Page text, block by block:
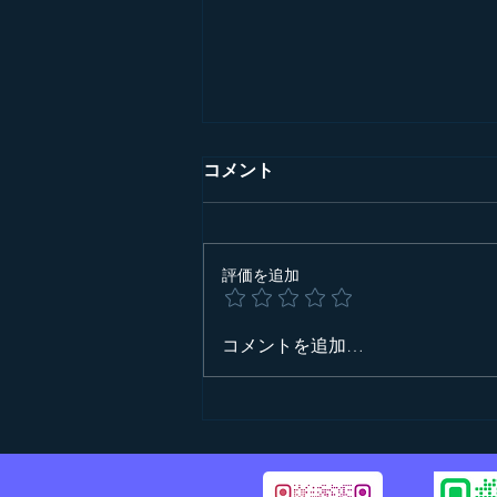
ザーレン通信435号番外スナ
ップ写真
コメント
評価を追加
コメントを追加…